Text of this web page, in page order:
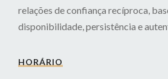
relações de confiança recíproca,
disponibilidade, persistência e
HORÁRIO